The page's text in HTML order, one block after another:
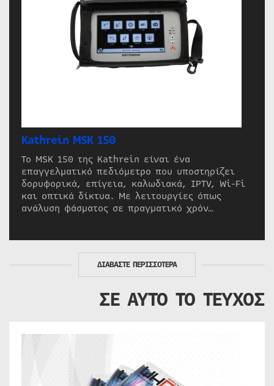
Kathrein MSK 150
Το MSK 150 της Kathrein είναι ένα
επαγγελματικό πεδιόμετρο που υποστηρίζει
δορυφορικά, επίγεια, καλωδιακά, IPTV, Wi-Fi
και οπτικά δίκτυα. Με λειτουργίες όπως
ανάλυση φάσματος σε πραγματικό χρόν…
ΔΙΑΒΑΣΤΕ ΠΕΡΙΣΣΟΤΕΡΑ
ΣΕ ΑΥΤΟ ΤΟ ΤΕΥΧΟΣ